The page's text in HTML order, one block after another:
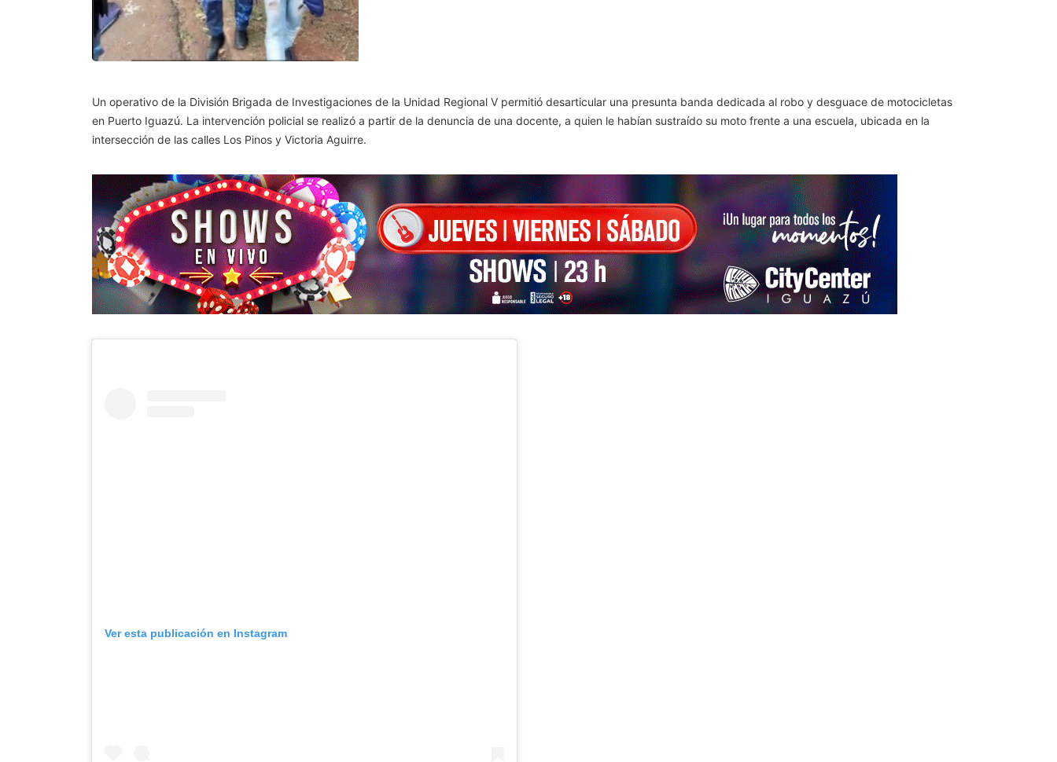
Un operativo de la División Brigada de Investigaciones de la Unidad Regional V permitió desarticular una presunta banda dedicada al robo y desguace de motocicletas
en Puerto Iguazú. La intervención policial se realizó a partir de la denuncia de una docente, a quien le habían sustraído su moto frente a una escuela, ubicada en la
intersección de las calles Los Pinos y Victoria Aguirre.
Ver esta publicación en Instagram